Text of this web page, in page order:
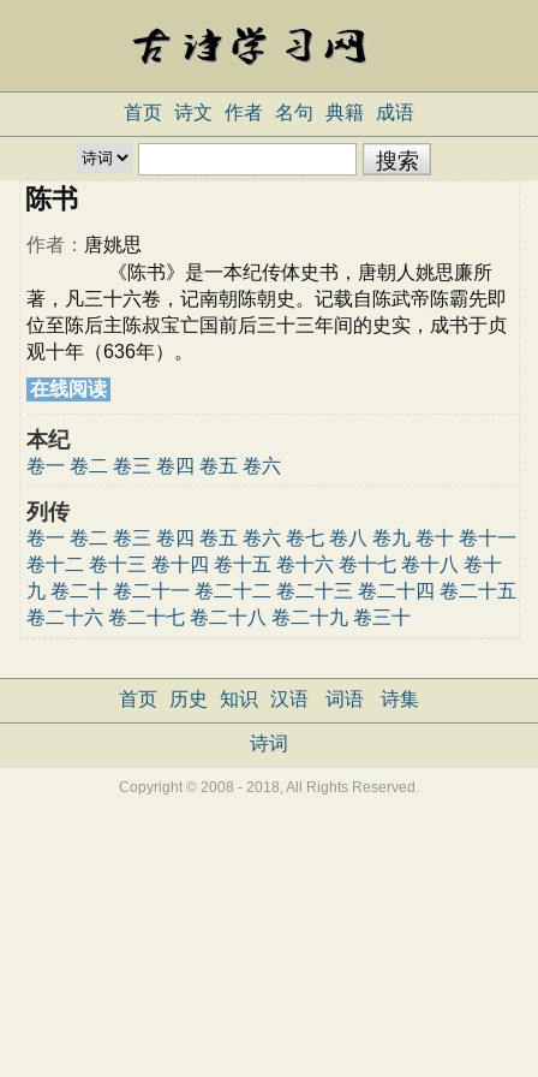
首页 诗文 作者 名句 典籍 成语
陈书
作者： 唐姚思
《陈书》是一本纪传体史书，唐朝人姚思廉所
著，凡三十六卷，记南朝陈朝史。记载自陈武帝陈霸先即
位至陈后主陈叔宝亡国前后三十三年间的史实，成书于贞
观十年（636年）。
在线阅读
本纪
卷一 卷二 卷三 卷四 卷五 卷六
列传
卷一 卷二 卷三 卷四 卷五 卷六 卷七 卷八 卷九 卷十 卷十一
卷十二 卷十三 卷十四 卷十五 卷十六 卷十七 卷十八 卷十
九 卷二十 卷二十一 卷二十二 卷二十三 卷二十四 卷二十五
卷二十六 卷二十七 卷二十八 卷二十九 卷三十
首页 历史 知识 汉语 词语 诗集
诗词
Copyright © 2008 - 2018, All Rights Reserved.